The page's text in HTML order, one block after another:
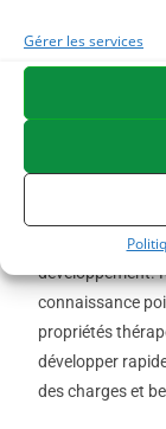
Gérer les services
pommades.
Depuis 48 ans,
propriétaires,
source
développement.
connaissance
propriétés
développer
des charges et